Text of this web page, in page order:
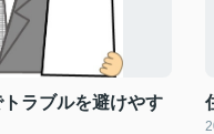
ラブルを避けやす